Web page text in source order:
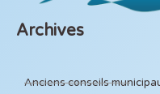
Archives
Anciens conseils